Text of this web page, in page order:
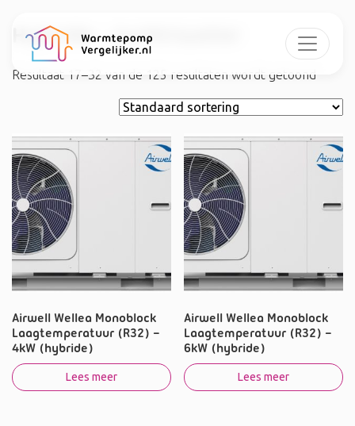
Hybride - lucht/water
Resultaat 17–32 van de 125 resultaten wordt getoond
Airwell Wellea Monoblock
Laagtemperatuur (R32) –
4kW (hybride)
Lees meer
Airwell Wellea Monoblock
Laagtemperatuur (R32) –
6kW (hybride)
Lees meer